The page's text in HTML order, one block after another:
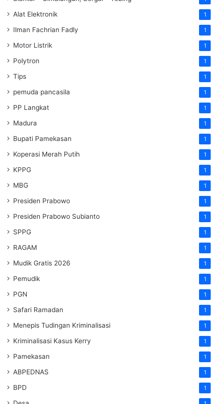
Alat Elektronik 1
Ilman Fachrian Fadly 1
Motor Listrik 1
Polytron 1
Tips 1
pemuda pancasila 1
PP Langkat 1
Madura 1
Bupati Pamekasan 1
Koperasi Merah Putih 1
KPPG 1
MBG 1
Presiden Prabowo 1
Presiden Prabowo Subianto 1
SPPG 1
RAGAM 1
Mudik Gratis 2026 1
Pemudik 1
PGN 1
Safari Ramadan 1
Menepis Tudingan Kriminalisasi 1
Kriminalisasi Kasus Kerry 1
Pamekasan 1
ABPEDNAS 1
BPD 1